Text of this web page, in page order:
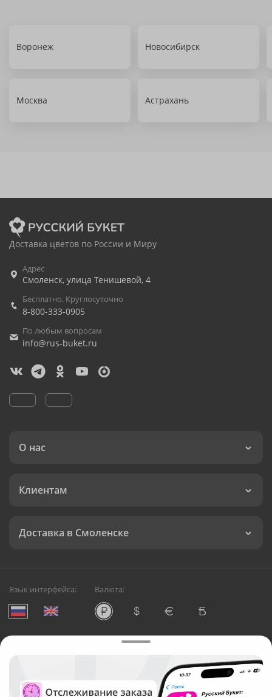
Воронеж Новосибирск
Москва Астрахань
Доставка цветов по России и Миру
Адрес
Смоленск, улица Тенишевой, 4
Бесплатно. Круглосуточно
8-800-333-0905
По любым вопросам
info@rus-buket.ru
О нас
Клиентам
Доставка в Смоленске
Язык интерфейса: Валюта:
Служба круглосуточной доставки цветов в Смоленске
Русский Букет, 2026
Общество с ограниченной ответственностью «Технология»
ОГРН: 1195476081745, ИНН: 5410081997